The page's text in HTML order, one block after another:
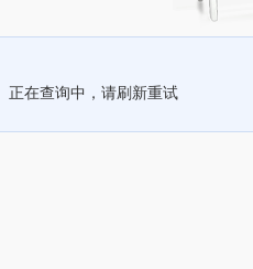
正在查询中，请刷新重试